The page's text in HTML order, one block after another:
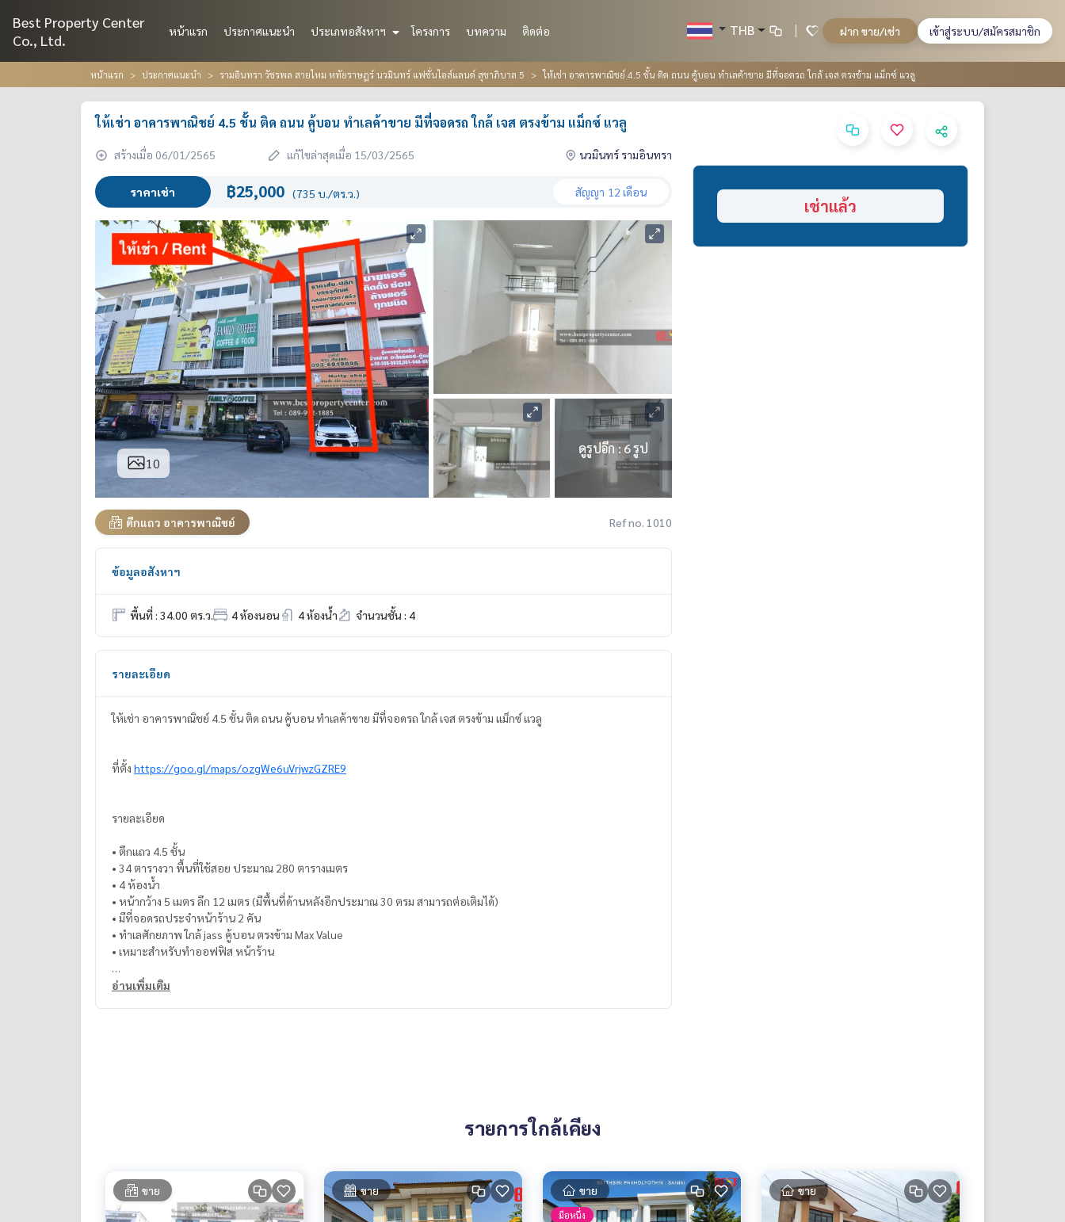
Best Property Center
Co., Ltd.
หน้าแรก ประกาศแนะนำ ประเภทอสังหาฯ โครงการ บทความ ติดต่อ THB ฝาก ขาย/เช่า เข้าสู่ระบบ/สมัครสมาชิก
หน้าแรก ประกาศแนะนำ รามอินทรา วัชรพล สายไหม หทัยราษฎร์ นวมินทร์ แฟชั่นไอส์แลนด์ สุขาภิบาล 5 ให้เช่า อาคารพาณิชย์ 4.5 ชั้น ติด ถนน คู้บอน ทำเลค้าขาย มีที่จอดรถ ใกล้ เจส ตรงข้าม แม็กซ์ แวลู
ให้เช่า อาคารพาณิชย์ 4.5 ชั้น ติด ถนน คู้บอน ทำเลค้าขาย มีที่จอดรถ ใกล้ เจส ตรงข้าม แม็กซ์ แวลู
สร้างเมื่อ 06/01/2565 แก้ไขล่าสุดเมื่อ 15/03/2565 นวมินทร์ รามอินทรา
ราคาเช่า ฿25,000 (735 บ./ตร.ว.) สัญญา 12 เดือน
10
ดูรูปอีก : 6 รูป
ตึกแถว อาคารพาณิชย์ Ref no. 1010
ข้อมูลอสังหาฯ
พื้นที่ : 34.00 ตร.ว. 4 ห้องนอน 4 ห้องน้ำ จำนวนชั้น : 4
รายละเอียด
ให้เช่า อาคารพาณิชย์ 4.5 ชั้น ติด ถนน คู้บอน ทำเลค้าขาย มีที่จอดรถ ใกล้ เจส ตรงข้าม แม็กซ์ แวลู
ที่ตั้ง https://goo.gl/maps/ozgWe6uVrjwzGZRE9
รายละเอียด
• ตึกแถว 4.5 ชั้น
• 34 ตารางวา พื้นที่ใช้สอย ประมาณ 280 ตารางเมตร
• 4 ห้องน้ำ
• หน้ากว้าง 5 เมตร ลึก 12 เมตร (มีพื้นที่ด้านหลังอีกประมาณ 30 ตรม สามารถต่อเติมได้)
• มีที่จอดรถประจำหน้าร้าน 2 คัน
• ทำเลศักยภาพ ใกล้ jass คู้บอน ตรงข้าม Max Value
• เหมาะสำหรับทำออฟฟิส หน้าร้าน
**ยินดีให้คำปรึกษาด้านสินเชื่อบ้านมือสอง พร้อมยื่นกู้ฟรี อีกทั้งรับอัตราดอกเบี้ยพิเศษจากธนาคารพันธมิตร กู้ได้เต็ม 10
0% จากราคาประเมินค่ะ**
อ่านเพิ่มเติม
เช่าแล้ว
รายการใกล้เคียง
ขาย ขาย ขาย
มือหนึ่ง
ขาย